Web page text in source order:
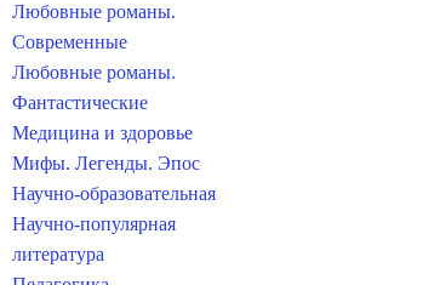
Любовные романы.
Современные
Любовные романы.
Фантастические
Медицина и здоровье
Мифы. Легенды. Эпос
Научно-образовательная
Научно-популярная
литература